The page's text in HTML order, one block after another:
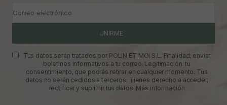
Correo electrónico
UNIRME
Tus datos serán tratados por POLIN ET MOI S.L. Finalidad: enviar
boletines informativos a tu correo. Legitimación: tu
consentimiento, que podrás retirar en cualquier momento. Tus
datos no serán cedidos a terceros. Tienes derecho a acceder,
rectificar y suprimir tus datos. Más información